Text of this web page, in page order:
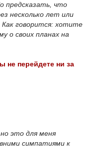
предсказать, что
несколько лет или
Как говорится: хотите
о своих планах на
не перейдете ни за
это для меня
симпатиями к